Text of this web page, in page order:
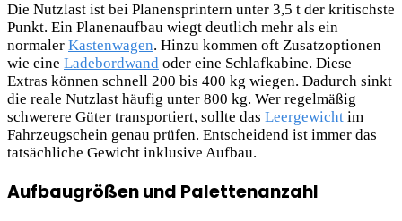
Die Nutzlast ist bei Planensprintern unter 3,5 t der kritischste
Punkt. Ein Planenaufbau wiegt deutlich mehr als ein
normaler Kastenwagen. Hinzu kommen oft Zusatzoptionen
wie eine Ladebordwand oder eine Schlafkabine. Diese
Extras können schnell 200 bis 400 kg wiegen. Dadurch sinkt
die reale Nutzlast häufig unter 800 kg. Wer regelmäßig
schwerere Güter transportiert, sollte das Leergewicht im
Fahrzeugschein genau prüfen. Entscheidend ist immer das
tatsächliche Gewicht inklusive Aufbau.
Aufbaugrößen und Palettenanzahl